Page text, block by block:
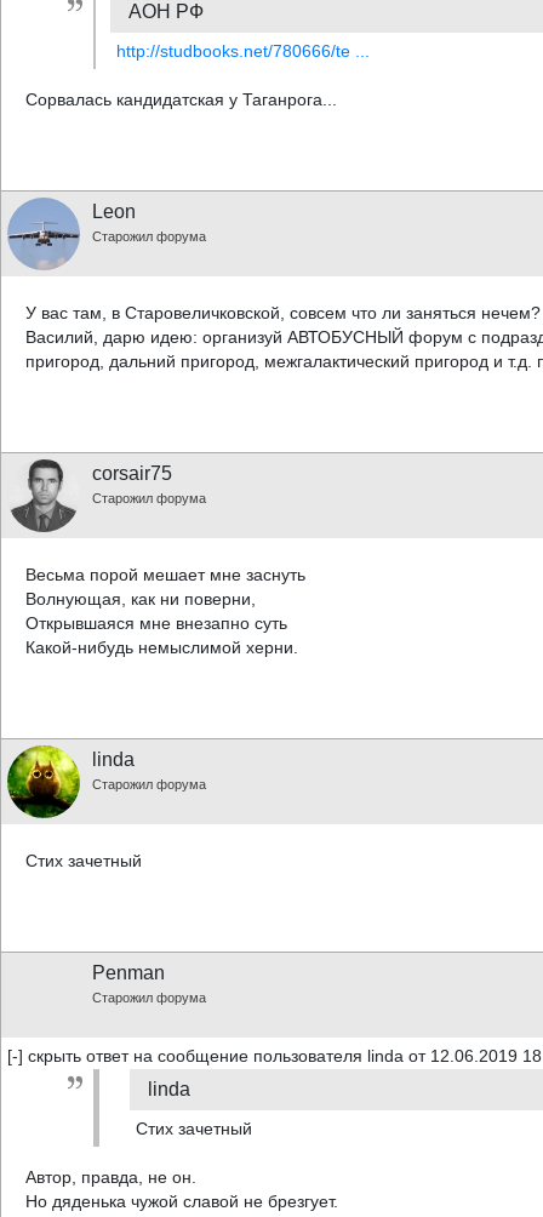
АОН РФ
http://studbooks.net/780666/te ...
Сорвалась кандидатская у Таганрога...
Leon
Старожил форума
У вас там, в Старовеличковской, совсем что ли заняться
Василий, дарю идею: организуй АВТОБУСНЫЙ форум с
пригород, дальний пригород, межгалактический пригород и
corsair75
Старожил форума
Весьма порой мешает мне заснуть
Волнующая, как ни поверни,
Открывшаяся мне внезапно суть
Какой-нибудь немыслимой херни.
linda
Старожил форума
Стих зачетный
Penman
Старожил форума
[-] скрыть ответ на сообщение пользователя linda от 12.06.2019
linda
Стих зачетный
Автор, правда, не он.
Но дяденька чужой славой не брезгует.